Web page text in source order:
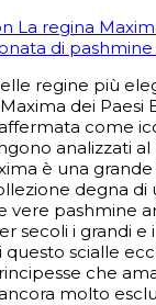
La regina
di
regine più
dei Paesi
come
analizzati
è una
degna di
vere pashmine
secoli i grandi e
scialle
che
molto